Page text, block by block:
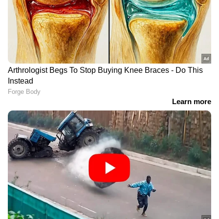
LATEST VIDEOS
ജനാധിപത്യത്തെ ഉയര്‍ത്തിപ്പിടിച്ച്
സുപ്രീംകോടതി | Surgical Strike |
'വയലൻസിന്റെ ഭാഷയിൽ K K
രാഗേഷ് സംസാരിക്കുന്നത്
പാര്‍ട്ടിയോടുള്ള
വെല്ലുവിളിയായാണ് കാണേണ്ടത്'